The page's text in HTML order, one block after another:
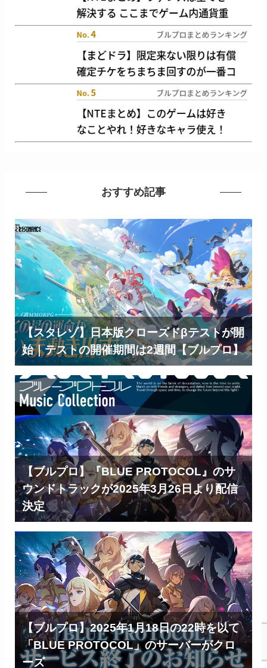
おすすめ記事
【スタレゾ】日本版クローズドβテストが開
始｜テストの開催期間は2週間【ブルプロ】
【ブルプロ】『BLUE PROTOCOL』のサ
ウンドトラックが2025年3月26日より配信
決定
【ブルプロ】2025年1月18日の22時を以て
「BLUE PROTOCOL」のサーバーがクロ
ーズ